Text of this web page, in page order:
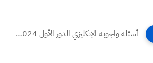
أسئلة واجوبة الإنكليزي الدور الأول 2024 صف الثالث المتوسط e